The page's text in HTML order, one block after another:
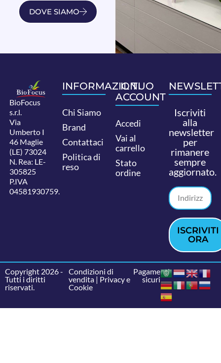
DOVE SIAMO
BioFocus
s.r.l.
Via
Umberto I
46 Maglie
(LE) 73024
N. Rea: LE-
305825
P.IVA
04581930759.
INFORMAZIONI
Chi Siamo
Brand
Contattaci
Politica di
reso
IL TUO
ACCOUNT
Accedi
Vai al
carrello
Stato
ordine
Iscriviti
alla
newsletter
per
rimanere
sempre
aggiornato.
ISCRIVITI
ORA
Copyright 2026 -
Tutti i diritti
riservati.
Condizioni di
vendita| Privacy e
Cookie
Pagamenti
sicuri